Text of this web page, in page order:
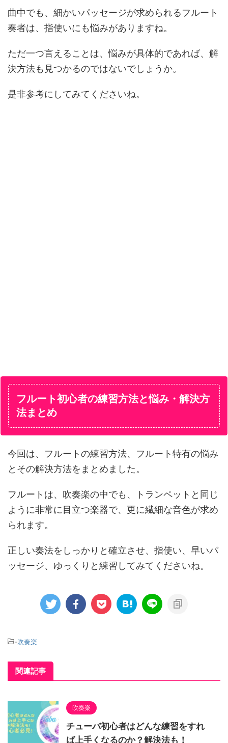
曲中でも、細かいパッセージが求められるフルート
奏者は、指使いにも悩みがありますね。
ただ一つ言えることは、悩みが具体的であれば、解
決方法も見つかるのではないでしょうか。
是非参考にしてみてくださいね。
フルート初心者の練習方法と悩み・解決方
法まとめ
今回は、フルートの練習方法、フルート特有の悩み
とその解決方法をまとめました。
フルートは、吹奏楽の中でも、トランペットと同じ
ように非常に目立つ楽器で、更に繊細な音色が求め
られます。
正しい奏法をしっかりと確立させ、指使い、早いパ
ッセージ、ゆっくりと練習してみてくださいね。
-吹奏楽
関連記事
吹奏楽
チューバ初心者はどんな練習をすれ
ば上手くなるのか？解決法も！